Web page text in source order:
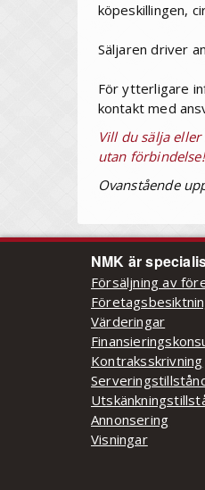
köpeskillingen,
Säljaren driver
För ytterligare
kontakt med
Vill du sälja
utan förbindelse!
Ovanstående
NMK är
Försäljning av
Värderingar
Kontraksskrivning
Annonsering
Visningar